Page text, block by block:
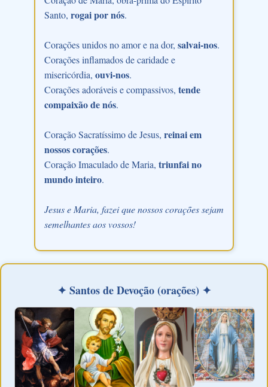
Santo, rogai por nós.
Corações unidos no amor e na dor, salvai-nos.
Corações inflamados de caridade e
misericórdia, ouvi-nos.
Corações adoráveis e compassivos, tende
compaixão de nós.
Coração Sacratíssimo de Jesus, reinai em
nossos corações.
Coração Imaculado de Maria, triunfai no
mundo inteiro.
Jesus e Maria, fazei que nossos corações sejam
semelhantes aos vossos!
✦ Santos de Devoção (orações) ✦